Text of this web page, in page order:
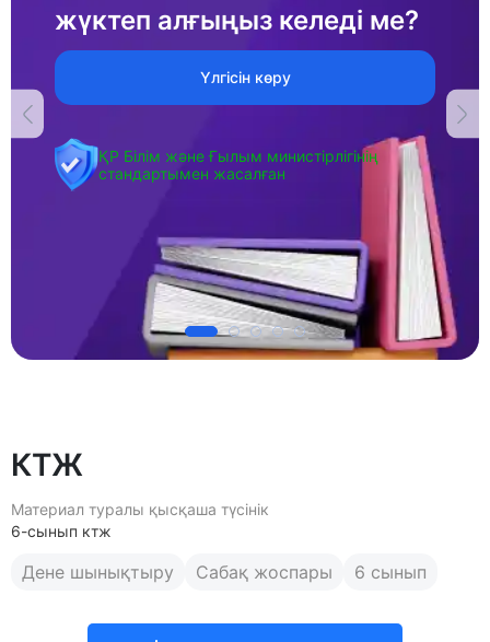
жүктеп алғыңыз келеді ме?
Үлгісін көру
ҚР Білім және Ғылым министірлігінің
стандартымен жасалған
КТЖ
Материал туралы қысқаша түсінік
6-сынып ктж
Дене шынықтыру Сабақ жоспары 6 сынып